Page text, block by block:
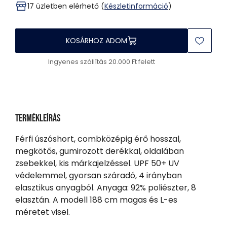
17 üzletben elérhető (Készletinformáció)
KOSÁRHOZ ADOM
Ingyenes szállítás 20.000 Ft felett
Termékleírás
Férfi úszóshort, combközépig érő hosszal,
megkötős, gumirozott derékkal, oldalában
zsebekkel, kis márkajelzéssel. UPF 50+ UV
védelemmel, gyorsan száradó, 4 irányban
elasztikus anyagból. Anyaga: 92% poliészter, 8
elasztán. A modell 188 cm magas és L-es
méretet visel.